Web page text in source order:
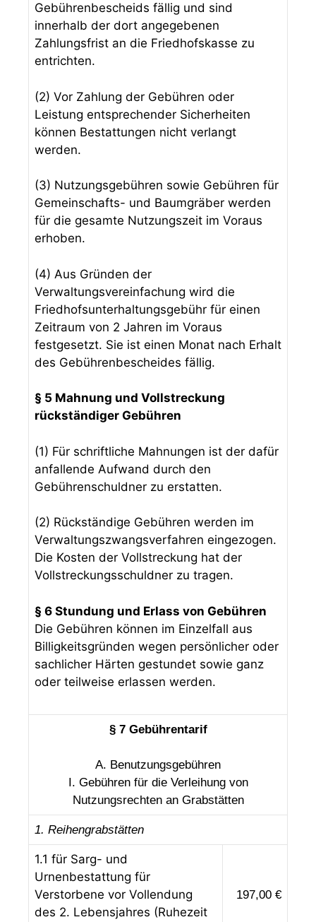
Gebührenbescheids fällig und sind
innerhalb der dort angegebenen
Zahlungsfrist an die Friedhofskasse zu
entrichten.
(2) Vor Zahlung der Gebühren oder
Leistung entsprechender Sicherheiten
können Bestattungen nicht verlangt
werden.
(3) Nutzungsgebühren sowie Gebühren für
Gemeinschafts- und Baumgräber werden
für die gesamte Nutzungszeit im Voraus
erhoben.
(4) Aus Gründen der
Verwaltungsvereinfachung wird die
Friedhofsunterhaltungsgebühr für einen
Zeitraum von 2 Jahren im Voraus
festgesetzt. Sie ist einen Monat nach Erhalt
des Gebührenbescheides fällig.
§ 5 Mahnung und Vollstreckung
rückständiger Gebühren
(1) Für schriftliche Mahnungen ist der dafür
anfallende Aufwand durch den
Gebührenschuldner zu erstatten.
(2) Rückständige Gebühren werden im
Verwaltungszwangsverfahren eingezogen.
Die Kosten der Vollstreckung hat der
Vollstreckungsschuldner zu tragen.
§ 6 Stundung und Erlass von Gebühren
Die Gebühren können im Einzelfall aus
Billigkeitsgründen wegen persönlicher oder
sachlicher Härten gestundet sowie ganz
oder teilweise erlassen werden.
§ 7 Gebührentarif
A. Benutzungsgebühren
I. Gebühren für die Verleihung von
Nutzungsrechten an Grabstätten
1. Reihengrabstätten
1.1 für Sarg- und
Urnenbestattung für
Verstorbene vor Vollendung
des 2. Lebensjahres (Ruhezeit
197,00 €